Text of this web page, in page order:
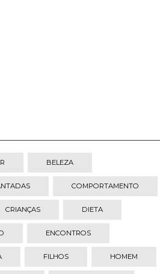
BELEZA
COMPORTAMENTO
CRIANÇAS DIETA
ENCONTROS
FILHOS HOMEM